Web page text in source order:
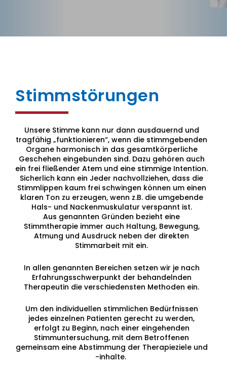
Stimmstörungen
Unsere Stimme kann nur dann ausdauernd und
tragfähig „funktionieren“, wenn die stimmgebenden
Organe harmonisch in das gesamtkörperliche
Geschehen eingebunden sind. Dazu gehören auch
ein frei fließender Atem und eine stimmige Intention.
Sicherlich kann ein Jeder nachvollziehen, dass die
Stimmlippen kaum frei schwingen können um einen
klaren Ton zu erzeugen, wenn z.B. die umgebende
Hals- und Nackenmuskulatur verspannt ist.
Aus genannten Gründen bezieht eine
Stimmtherapie immer auch Haltung, Bewegung,
Atmung und Ausdruck neben der direkten
Stimmarbeit mit ein.
In allen genannten Bereichen setzen wir je nach
Erfahrungsschwerpunkt der behandelnden
Therapeutin die verschiedensten Methoden ein.
Um den individuellen stimmlichen Bedürfnissen
jedes einzelnen Patienten gerecht zu werden,
erfolgt zu Beginn, nach einer eingehenden
Stimmuntersuchung, mit dem Betroffenen
gemeinsam eine Abstimmung der Therapieziele und
-inhalte.